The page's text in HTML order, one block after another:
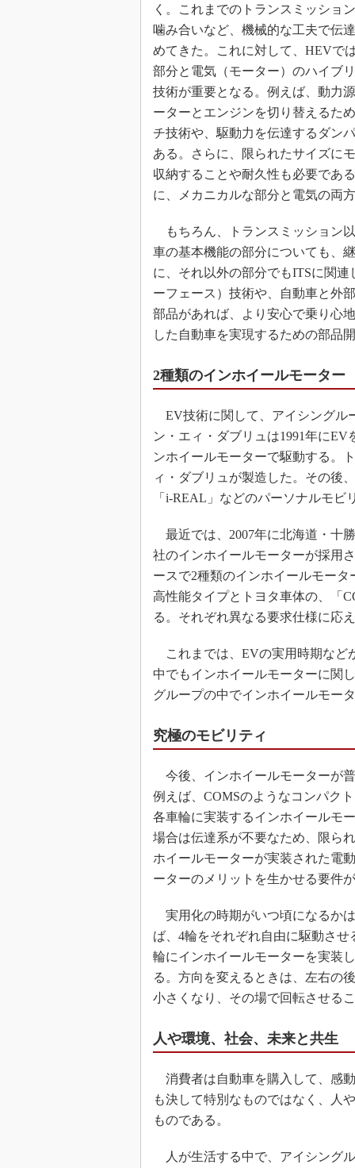
く。これまでのトランスミッショ
噛み合いなど、機械的な工夫で伝
めてきた。これに対して、HEVで
部分と電気（モーター）のハイブ
技術が重要となる。例えば、動力
ーターとエンジンを切り替えるた
チ技術や、駆動力を伝達するダン
ある。さらに、限られたサイズに
収納することや耐久性も必要であ
に、メカニカルな部分と電気の両
もちろん、トランスミッション
車の基本機能の部分についても、
に、それ以外の部分でもITSに関
ーフェース）技術や、自動車と外
部品があれば、より安心で乗り心
した自動車を実現するための部品
2種類のインホイールモーター
EV技術に関して、アイシングル
ン・エィ・ダブリュは1991年に
ンホイールモーターで駆動する。
ィ・ダブリュが製造した。その後
「i-REAL」などのパーソナルモ
最近では、2007年に北海道・十
社のインホイールモーターが採用
ースで2種類のインホイールモー
高性能タイプとトヨタ車体の、「
る。それぞれ異なる要求仕様に応
これまでは、EVの実用時期など
中でもインホイールモーターに関
グループの中でインホイールモー
究極のモビリティ
今後、インホイールモーターが
例えば、COMSのようなコンパク
各車輪に実装するインホイールモ
場合は伝達系が不要なため、限ら
ホイールモーターが実装された電
ーターのメリットを生かせる要件
実用化の時期がいつ頃になるか
ば、4輪をそれぞれ自由に駆動さ
輪にインホイールモーターを実装
る。方向を変えるときは、左右の
小さくなり、その場で回転させる
人や環境、社会、未来と共生
消費者は自動車を購入して、感
も決して特別なものではなく、人
ものである。
人が生活する中で、アイシング